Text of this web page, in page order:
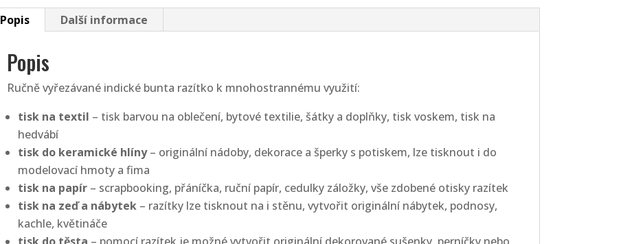
cm)
Popis Další informace
Popis
Ručně vyřezávané indické bunta razítko k mnohostrannému využití:
tisk na textil – tisk barvou na oblečení, bytové textilie, šátky a doplňky, tisk voskem, tisk na
hedvábí
tisk do keramické hlíny– originální nádoby, dekorace a šperky s potiskem, lze tisknout i do
modelovací hmoty a fima
tisk na papír – scrapbooking, přáníčka, ruční papír, cedulky záložky, vše zdobené otisky razítek
tisk na zeď a nábytek – razítky lze tisknout na i stěnu, vytvořit originální nábytek, podnosy,
kachle, květináče